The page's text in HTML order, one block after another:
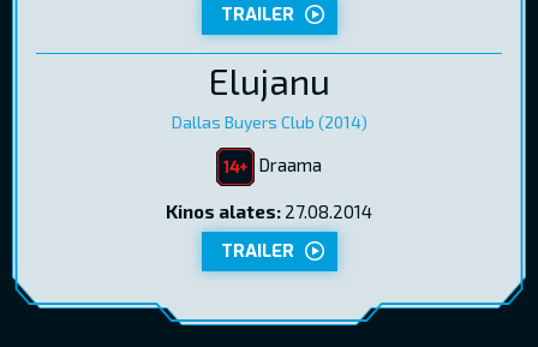
TRAILER
Elujanu
Dallas Buyers Club (2014)
Draama
Kinos alates: 27.08.2014
TRAILER